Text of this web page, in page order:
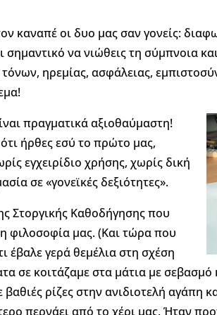
καναπέ οι δυο μας σαν γονείς:
σημαντικό να νιώθεις τη σύμπνοια
ηρεμίας, ασφάλειας,
πραγματικά αξιοθαύμαστη!
ότι ήρθες εσύ το πρώτο μας,
εγχειρίδιο χρήσης, χωρίς δική
σε «γονεϊκές δεξιότητες».
Στοργικής Καθοδήγησης που
φιλοσοφία μας. (Και τώρα που
έβαλε γερά θεμέλια στη σχέση
σε κοιτάζαμε στα μάτια με
βαθιές ρίζες στην ανιδιοτελή
περνάει από το χέρι μας. Ήταν